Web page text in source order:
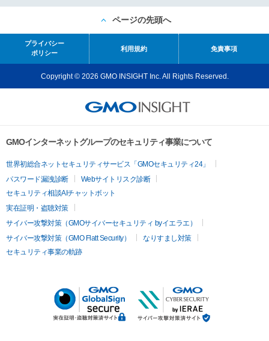
ページの先頭へ
プライバシー
ポリシー
利用規約 免責事項
Copyright © 2026 GMO INSIGHT Inc. All Rights Reserved.
GMOインターネットグループのセキュリティ事業について
世界初総合ネットセキュリティサービス「GMOセキュリティ24」
パスワード漏洩診断
Webサイトリスク診断
セキュリティ相談AIチャットボット
実在証明・盗聴対策
サイバー攻撃対策（GMOサイバーセキュリティ byイエラエ）
サイバー攻撃対策（GMO Flatt Security）
なりすまし対策
セキュリティ事業の軌跡